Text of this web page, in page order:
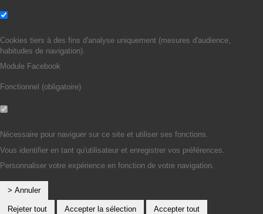
Cookies tiers à des fins d'analyse uniquement (mesures d'audience,
habitudes de navigation).
Module Facebook
Fonctionnel (obligatoire)
Nécessaire pour naviguer sur ce site et utiliser ses fonctions.
Vous identifier en tant qu'utilisateur et enregistrer vos préférences.
Personnaliser votre expérience en fonction de votre navigation.
> Annuler
Rejeter tout Accepter la sélection Accepter tout